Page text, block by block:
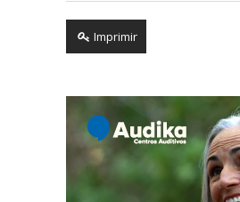
Imprimir